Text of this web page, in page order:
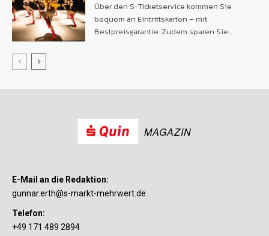
Über den S-Ticketservice kommen Sie
bequem an Eintrittskarten – mit
Bestpreisgarantie. Zudem sparen Sie...
MAGAZIN
E-Mail an die Redaktion:
gunnar.erth@s-markt-mehrwert.de
Telefon:
+49 171 489 2894